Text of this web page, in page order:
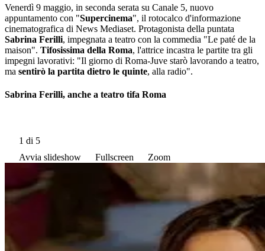
Venerdì 9 maggio, in seconda serata su Canale 5, nuovo
appuntamento con "Supercinema", il rotocalco d'informazione
cinematografica di News Mediaset. Protagonista della puntata
Sabrina Ferilli, impegnata a teatro con la commedia "Le paté de la
maison". Tifosissima della Roma, l'attrice incastra le partite tra gli
impegni lavorativi: "Il giorno di Roma-Juve starò lavorando a teatro,
ma sentirò la partita dietro le quinte, alla radio".
Sabrina Ferilli, anche a teatro tifa Roma
1 di 5
Avvia slideshow
Fullscreen Zoom